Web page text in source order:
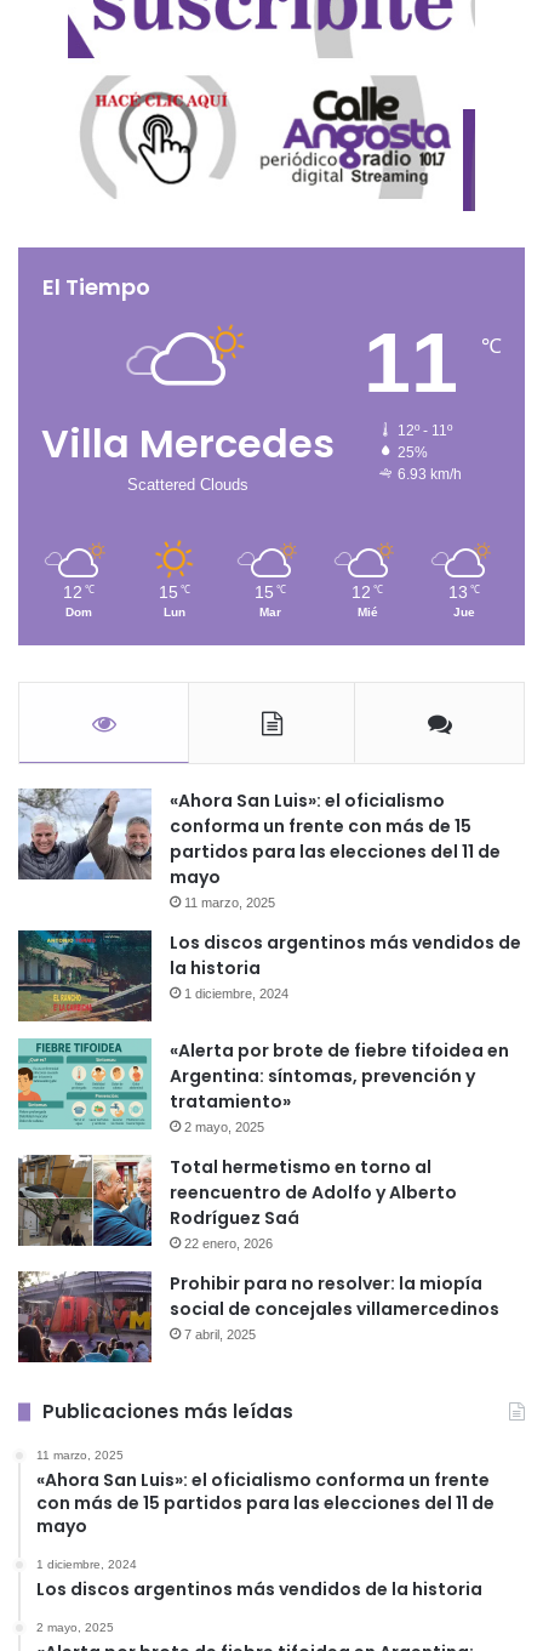
El Tiempo
Villa Mercedes
Scattered Clouds
11 ℃
12º - 11º
25%
6.93 km/h
12 ℃
Dom
15 ℃
Lun
15 ℃
Mar
12 ℃
Mié
13 ℃
Jue
«Ahora San Luis»: el oficialismo
conforma un frente con más de 15
partidos para las elecciones del 11 de
mayo
11 marzo, 2025
Los discos argentinos más vendidos de
la historia
1 diciembre, 2024
«Alerta por brote de fiebre tifoidea en
Argentina: síntomas, prevención y
tratamiento»
2 mayo, 2025
Total hermetismo en torno al
reencuentro de Adolfo y Alberto
Rodríguez Saá
22 enero, 2026
Prohibir para no resolver: la miopía
social de concejales villamercedinos
7 abril, 2025
Publicaciones más leídas
11 marzo, 2025
«Ahora San Luis»: el oficialismo conforma un frente
con más de 15 partidos para las elecciones del 11 de
mayo
1 diciembre, 2024
Los discos argentinos más vendidos de la historia
2 mayo, 2025